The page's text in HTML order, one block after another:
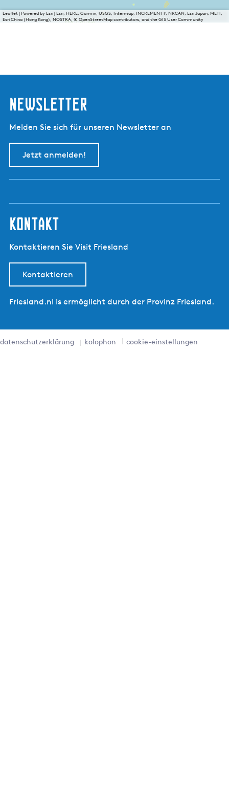
Leaflet|Powered by Esri | Esri, HERE, Garmin, USGS, Intermap, INCREMENT P, NRCAN, Esri Japan, METI,
Esri China (Hong Kong), NOSTRA, © OpenStreetMap contributors, and the GIS User Community
Newsletter
Melden Sie sich für unseren Newsletter an
Jetzt anmelden!
kontakt
Kontaktieren Sie Visit Friesland
Kontaktieren
Friesland.nl is ermöglicht durch der Provinz Friesland.
datenschutzerklärung kolophon cookie-einstellungen